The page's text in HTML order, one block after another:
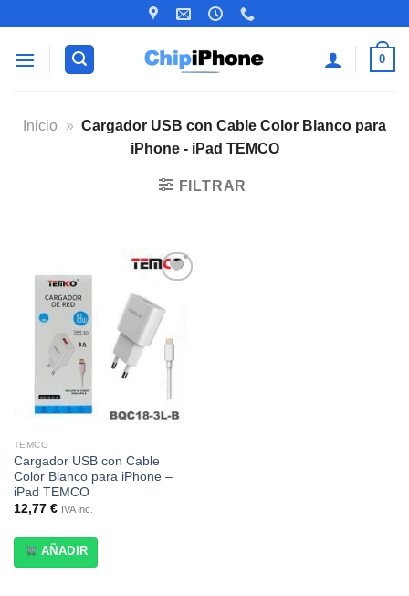
contenido
0
Inicio » Cargador USB con Cable Color Blanco para
iPhone - iPad TEMCO
FILTRAR
a la
lista de
deseos
TEMCO
Cargador USB con Cable
Color Blanco para iPhone –
iPad TEMCO
12,77 € IVA inc.
AÑADIR